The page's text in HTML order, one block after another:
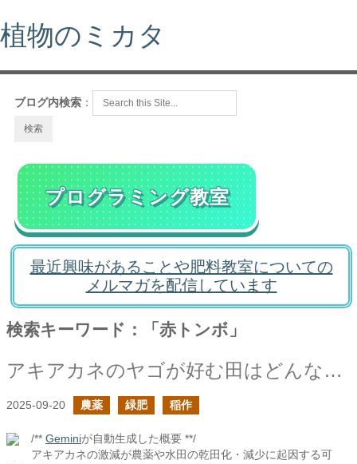
植物のミカタ
ブログ内検索 ：
プログラミング教室
最近興味があることや肥料教室についての
メルマガを配信しています
検索キーワード：「赤トンボ」
アキアカネのヤゴが好む田はどんなところ？
2025-09-20 農薬 緑肥 稲作
/** Geminiが自動生成した概要 **/
アキアカネの激減が農薬や水田の乾田化・減少に起因する可